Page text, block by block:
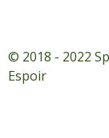
© 2018 - 2022
Espoir